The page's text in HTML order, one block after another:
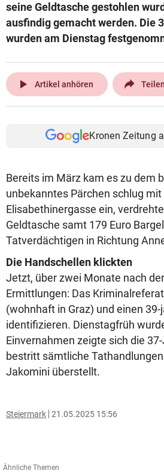
seine Geldtasche gestohlen
ausfindig gemacht werden. Die
wurden am Dienstag
play_arrow Artikel anhören Teilen
Kronen Zeitung
Bereits im März kam es zu dem
unbekanntes Pärchen schlug
Elisabethinergasse ein,
Geldtasche samt 179 Euro
Tatverdächtigen in Richtung
Die Handschellen klickten
Jetzt, über zwei Monate nach
Ermittlungen: Das
(wohnhaft in Graz) und einen
identifizieren. Dienstagfrüh
Einvernahmen zeigte sich die
bestritt sämtliche
Jakomini überstellt.
Steiermark 21.05.2025 15:56
Ähnliche Themen